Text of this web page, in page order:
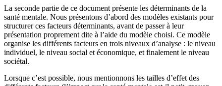
La seconde partie de ce document présente les déterminants de la
santé mentale. Nous présentons d’abord des modèles existants pour
structurer ces facteurs déterminants, avant de passer à leur
présentation proprement dite à l’aide du modèle choisi. Ce modèle
organise les différents facteurs en trois niveaux d’analyse : le niveau
individuel, le niveau social et économique, et finalement le niveau
sociétal.
Lorsque c’est possible, nous mentionnons les tailles d’effet des